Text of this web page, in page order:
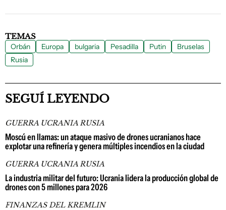
TEMAS
Orbán Europa bulgaria Pesadilla Putin
Bruselas
Rusia
SEGUÍ LEYENDO
GUERRA UCRANIA RUSIA
Moscú en llamas: un ataque masivo de drones ucranianos hace
explotar una refinería y genera múltiples incendios en la ciudad
GUERRA UCRANIA RUSIA
La industria militar del futuro: Ucrania lidera la producción global de
drones con 5 millones para 2026
FINANZAS DEL KREMLIN